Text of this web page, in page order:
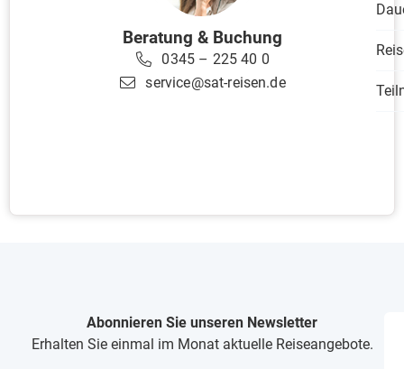
Beratung & Buchung
0345 – 225 40 0
service@sat-reisen.de
Abonnieren Sie unseren Newsletter
Erhalten Sie einmal im Monat aktuelle Reiseangebote.